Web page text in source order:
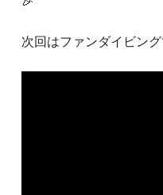
次回はファンダイビン